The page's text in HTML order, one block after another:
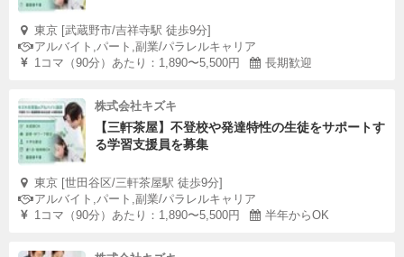
東京 [武蔵野市/吉祥寺駅 徒歩9分]
アルバイト,パート,副業/パラレルキャリア
1コマ（90分）あたり：1,890〜5,500円
長期歓迎
株式会社キズキ
【三軒茶屋】不登校や発達特性の生徒をサポートす
る学習支援員を募集
東京 [世田谷区/三軒茶屋駅 徒歩9分]
アルバイト,パート,副業/パラレルキャリア
1コマ（90分）あたり：1,890〜5,500円
半年からOK